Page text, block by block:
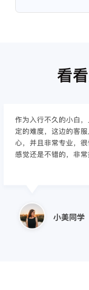
看
作为入行不久的小白
定的难度，这边的客
心，并且非常专业，
感觉还是不错的，非常
小美同学